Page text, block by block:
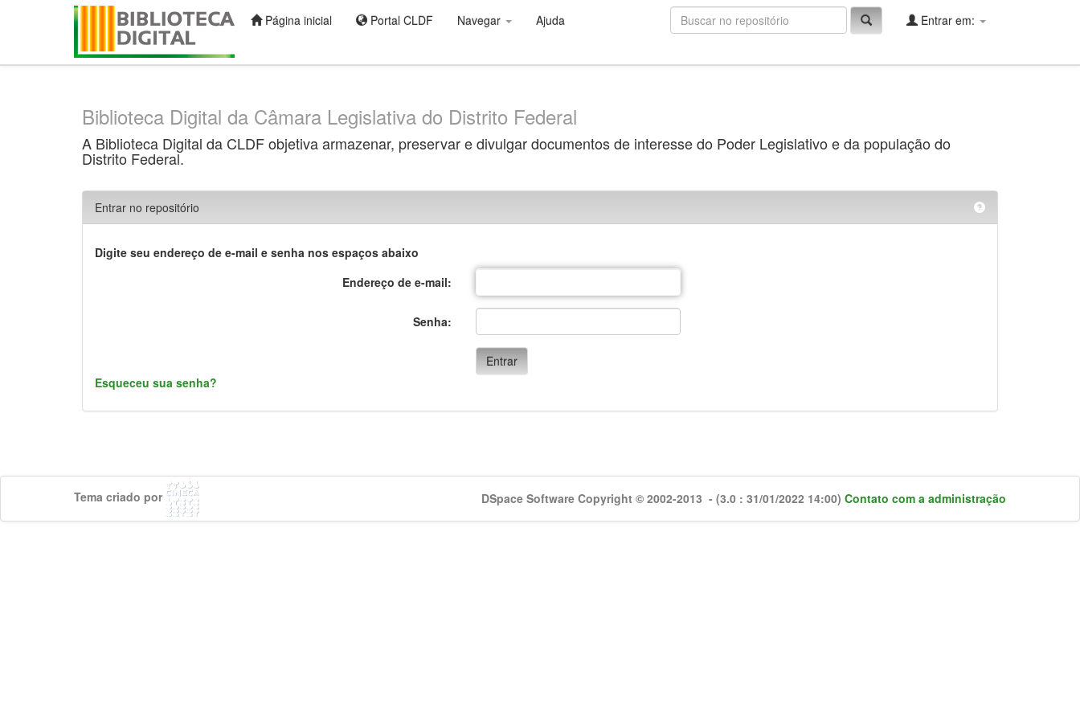
Página inicial Portal CLDF Navegar Ajuda Entrar em:
Biblioteca Digital da Câmara Legislativa do Distrito Federal
A Biblioteca Digital da CLDF objetiva armazenar, preservar e divulgar documentos de interesse do Poder Legislativo e da população do
Distrito Federal.
Entrar no repositório
Digite seu endereço de e-mail e senha nos espaços abaixo
Endereço de e-mail:
Senha:
Esqueceu sua senha?
Tema criado por DSpace Software Copyright © 2002-2013 - (3.0 : 31/01/2022 14:00) Contato com a administração